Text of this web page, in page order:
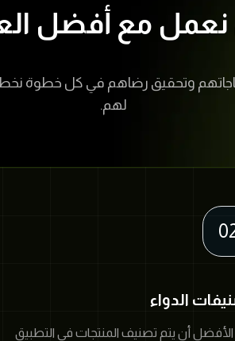
مع أفضل
وتحقيق رضاهم في كل خطوة
لهم.
الدواء
أن يتم تصنيف المنتجات في التطبيق